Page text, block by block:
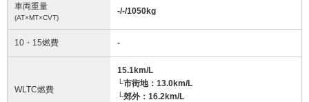
車両重量
(AT×MT×CVT)
-/-/1050kg
10・15燃費 -
WLTC燃費
15.1km/L
└市街地：13.0km/L
└郊外：16.2km/L